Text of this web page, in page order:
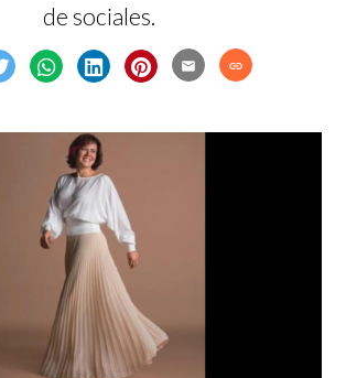
de sociales.
email link